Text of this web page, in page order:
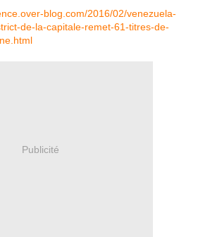
blog.com/2016/02/venezuela-
de-la-capitale-remet-61-titres-de-
Publicité